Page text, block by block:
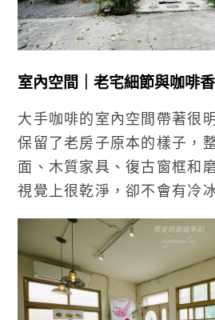
室內空間｜老宅細節與咖啡
大手咖啡的室內空間帶著很
保留了老房子原本的樣子，
面、木質家具、復古窗框和
視覺上很乾淨，卻不會有冷